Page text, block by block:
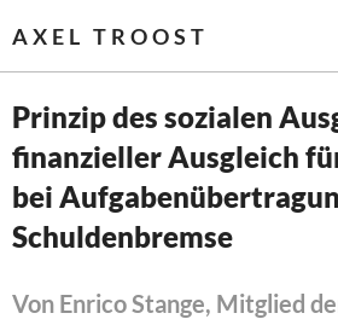
AXEL TROOST
Startseite
Themen
Prinzip des sozialen
finanzieller Ausgleich
bei
Schuldenbremse
Von Enrico Stange, Mitglied